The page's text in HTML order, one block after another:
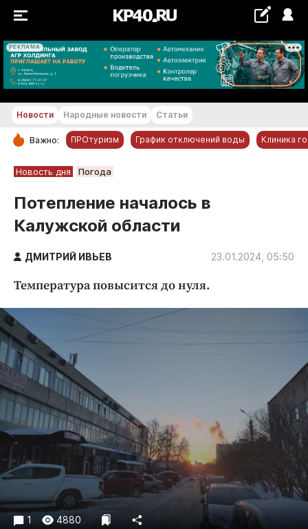
РЕКЛАМА
+19...+20 °С
РУБРИКИ
Статьи
Народные новости
Благоустройство
Культура
Недвижимость и ЖКХ
Образование
Общество
Погода
Праздники
Происшествия
Спорт
Экономика и бизнес
Новости Народные новости Статьи
Важно: ПРОтуризм График отключений воды Клиника
Новость дня Погода
Потепление началось в
Калужской области
ДМИТРИЙ ИВЬЕВ 23.01.2024, 05:50
Температура повысится до нуля.
1 4880